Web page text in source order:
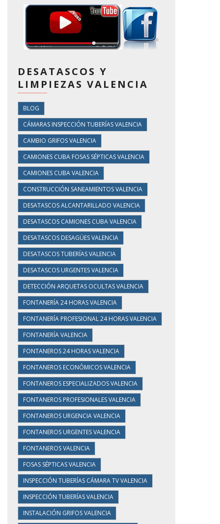
DESATASCOS Y
LIMPIEZAS VALENCIA
BLOG
CÁMARAS INSPECCIÓN TUBERÍAS VALENCIA
CAMBIO GRIFOS VALENCIA
CAMIONES CUBA FOSAS SÉPTICAS VALENCIA
CAMIONES CUBA VALENCIA
CONSTRUCCIÓN SANEAMIENTOS VALENCIA
DESATASCOS ALCANTARILLADO VALENCIA
DESATASCOS CAMIONES CUBA VALENCIA
DESATASCOS DESAGÜES VALENCIA
DESATASCOS TUBERÍAS VALENCIA
DESATASCOS URGENTES VALENCIA
DETECCIÓN ARQUETAS OCULTAS VALENCIA
FONTANERÍA 24 HORAS VALENCIA
FONTANERÍA PROFESIONAL 24 HORAS VALENCIA
FONTANERÍA VALENCIA
FONTANEROS 24 HORAS VALENCIA
FONTANEROS ECONÓMICOS VALENCIA
FONTANEROS ESPECIALIZADOS VALENCIA
FONTANEROS PROFESIONALES VALENCIA
FONTANEROS URGENCIA VALENCIA
FONTANEROS URGENTES VALENCIA
FONTANEROS VALENCIA
FOSAS SÉPTICAS VALENCIA
INSPECCIÓN TUBERÍAS CÁMARA TV VALENCIA
INSPECCIÓN TUBERÍAS VALENCIA
INSTALACIÓN GRIFOS VALENCIA